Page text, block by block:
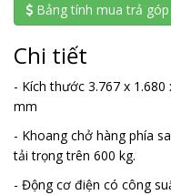
Bảng tính mua trả góp
Chi tiết
- Kích thước 3.767 x
mm
- Khoang chở hàng phía
tải trọng trên 600 kg.
- Động cơ điện có công